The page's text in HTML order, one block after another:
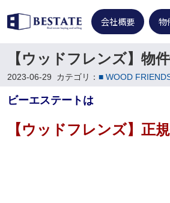
会社概要 物
【ウッドフレンズ】物
2023-06-29 カテゴリ： ■ WOOD
ビーエステートは
【ウッドフレンズ】正